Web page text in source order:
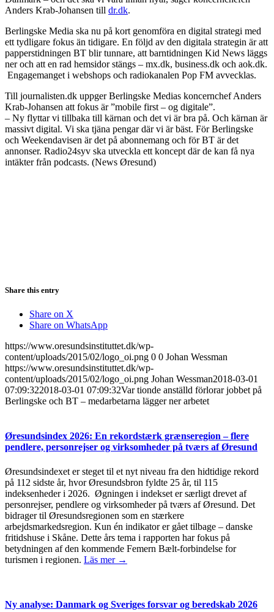
Anders Krab-Johansen till dr.dk.
Berlingske Media ska nu på kort genomföra en digital strategi med
ett tydligare fokus än tidigare. En följd av den digitala strategin är att
papperstidningen BT blir tunnare, att barntidningen Kid News läggs
ner och att en rad hemsidor stängs – mx.dk, business.dk och aok.dk.
Engagemanget i webshops och radiokanalen Pop FM avvecklas.
Till journalisten.dk uppger Berlingske Medias koncernchef Anders
Krab-Johansen att fokus är ”mobile first – og digitale”.
– Ny flyttar vi tillbaka till kärnan och det vi är bra på. Och kärnan är
massivt digital. Vi ska tjäna pengar där vi är bäst. För Berlingske
och Weekendavisen är det på abonnemang och för BT är det
annonser. Radio24syv ska utveckla ett koncept där de kan få nya
intäkter från podcasts. (News Øresund)
Share this entry
Share on X
Share on WhatsApp
https://www.oresundsinstituttet.dk/wp-
content/uploads/2015/02/logo_oi.png 0 0 Johan Wessman
https://www.oresundsinstituttet.dk/wp-
content/uploads/2015/02/logo_oi.png Johan Wessman2018-03-01
07:09:322018-03-01 07:09:32Var tionde anställd förlorar jobbet på
Berlingske och BT – medarbetarna lägger ner arbetet
Øresundsindex 2026: En rekordstærk grænseregion – flere
pendlere, personrejser og virksomheder på tværs af Øresund
Øresundsindexet er steget til et nyt niveau fra den hidtidige rekord
på 112 sidste år, hvor Øresundsbron fyldte 25 år, til 115
indeksenheder i 2026. Øgningen i indekset er særligt drevet af
personrejser, pendlere og virksomheder på tværs af Øresund. Det
bidrager til Øresundsregionen som en stærkere
arbejdsmarkedsregion. Kun én indikator er gået tilbage – danske
fritidshuse i Skåne. Dette års tema i rapporten har fokus på
betydningen af den kommende Femern Bælt-forbindelse for
turismen i regionen. Läs mer →
Ny analyse: Danmark og Sveriges forsvar og beredskab 2026